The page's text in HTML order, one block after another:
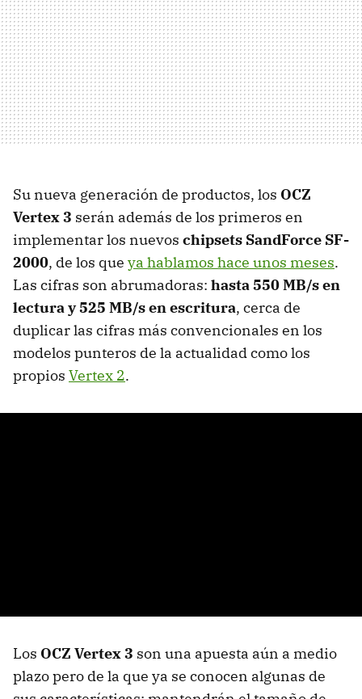
Su nueva generación de productos, los OCZ
Vertex 3 serán además de los primeros en
implementar los nuevos chipsets SandForce SF-
2000, de los que ya hablamos hace unos meses.
Las cifras son abrumadoras: hasta 550 MB/s en
lectura y 525 MB/s en escritura, cerca de
duplicar las cifras más convencionales en los
modelos punteros de la actualidad como los
propios Vertex 2.
Los OCZ Vertex 3 son una apuesta aún a medio
plazo pero de la que ya se conocen algunas de